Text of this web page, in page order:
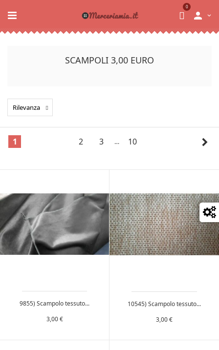
0

SCAMPOLI 3,00 EURO
Rilevanza
1 2 3 … 10 
9855) Scampolo tessuto...
Prezzo
3,00 €
10545) Scampolo tessuto...
Prezzo
3,00 €